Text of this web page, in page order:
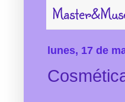
lunes, 17 de